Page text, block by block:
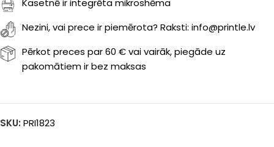
Kasetnē ir integrēta mikroshēma
Nezini, vai prece ir piemērota? Raksti: info@printle.lv
Pērkot preces par 60 € vai vairāk, piegāde uz
pakomātiem ir bez maksas
SKU: PRI1823